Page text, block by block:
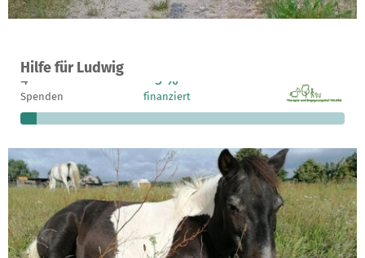
Hilfe für Ludwig
Ein Projekt in Wiesenburg/Mark OT Grubo, Deutschland
4
Spenden
5 %
finanziert
2.365 €
fehlen noch